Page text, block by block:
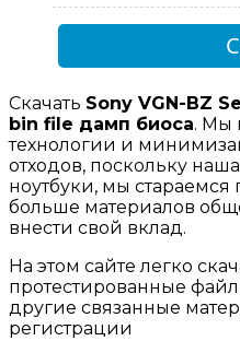
Скачать Sony VGN-BZ
bin file дамп биоса. Мы
технологии и
отходов, поскольку
ноутбуки, мы
больше материалов
внести свой вклад.
На этом сайте легко
протестированные
другие связанные
регистрации